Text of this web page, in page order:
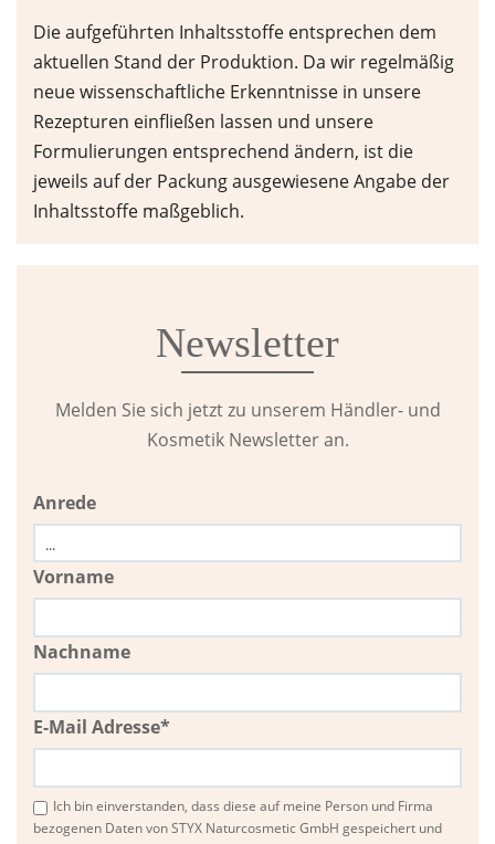
Die aufgeführten Inhaltsstoffe entsprechen dem
aktuellen Stand der Produktion. Da wir regelmäßig
neue wissenschaftliche Erkenntnisse in unsere
Rezepturen einfließen lassen und unsere
Formulierungen entsprechend ändern, ist die
jeweils auf der Packung ausgewiesene Angabe der
Inhaltsstoffe maßgeblich.
Newsletter
Melden Sie sich jetzt zu unserem Händler- und
Kosmetik Newsletter an.
Anrede
Vorname
Nachname
E-Mail Adresse*
Ich bin einverstanden, dass diese auf meine Person und Firma
bezogenen Daten von STYX Naturcosmetic GmbH gespeichert und